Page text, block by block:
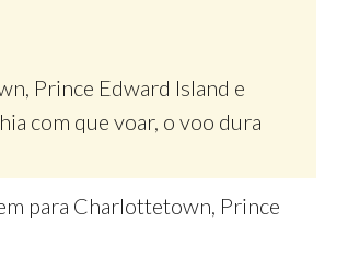
Prince Edward Island e
com que voar, o voo dura
para Charlottetown, Prince